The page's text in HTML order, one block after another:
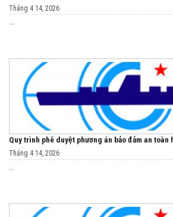
Tháng 4 14, 2026
...
Quy trình phê duyệt phương án bảo đảm an toàn
Tháng 4 14, 2026